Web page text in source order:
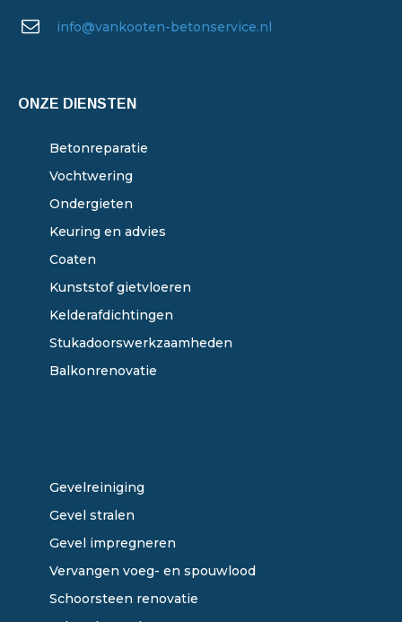
info@vankooten-betonservice.nl
ONZE DIENSTEN
Betonreparatie
Vochtwering
Ondergieten
Keuring en advies
Coaten
Kunststof gietvloeren
Kelderafdichtingen
Stukadoorswerkzaamheden
Balkonrenovatie
Gevelreiniging
Gevel stralen
Gevel impregneren
Vervangen voeg- en spouwlood
Schoorsteen renovatie